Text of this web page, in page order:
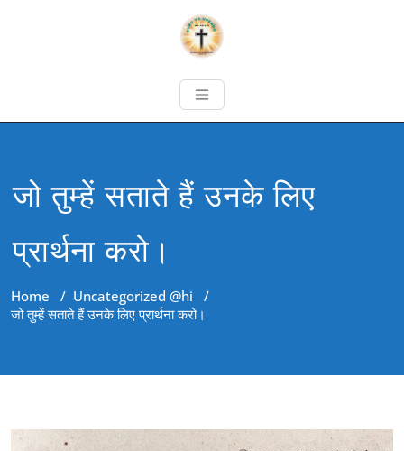
जो तुम्हें सताते हैं उनके लिए
प्रार्थना करो।
Home / Uncategorized @hi /
जो तुम्हें सताते हैं उनके लिए प्रार्थना करो।